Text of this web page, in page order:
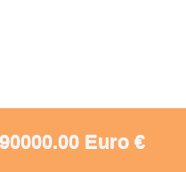
Euro €